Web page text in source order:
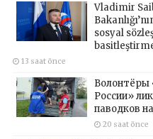
Vladimir
sosyal
13 saat önce
Волонтёры
России»
паводков
20 saat önce